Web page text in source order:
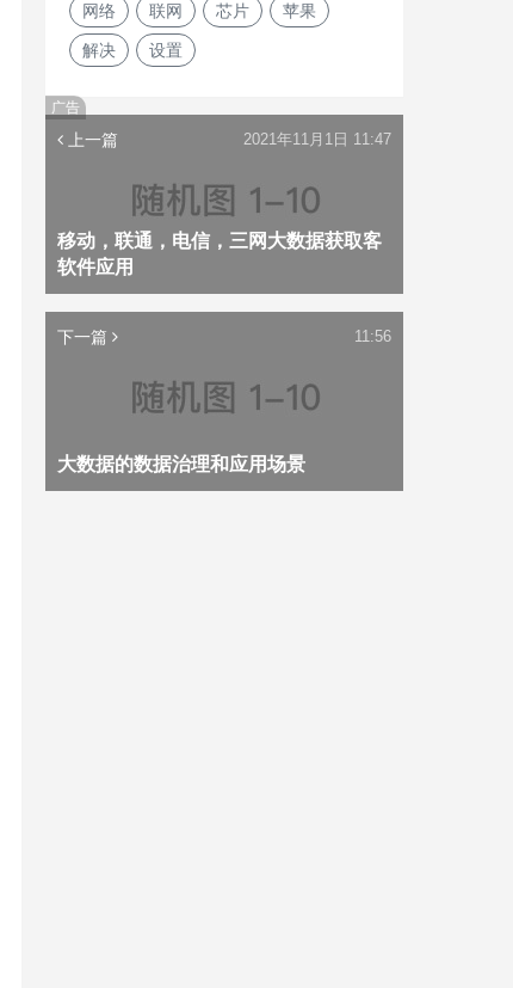
网络 联网 芯片 苹果
解决 设置
广告
上一篇
移动，联通，电信，三网大数据获取客
软件应用
2021年11月1日 11:47
下一篇
大数据的数据治理和应用场景
11:56